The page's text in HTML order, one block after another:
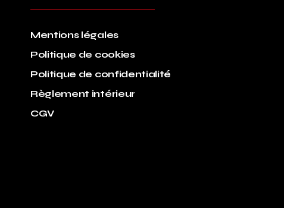
Mentions légales
Politique de cookies
Politique de confidentialité
Règlement intérieur
CGV